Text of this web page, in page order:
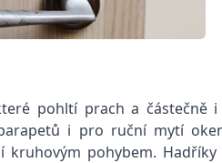
pohltí prach a částečně i
i pro ruční mytí
pohybem.